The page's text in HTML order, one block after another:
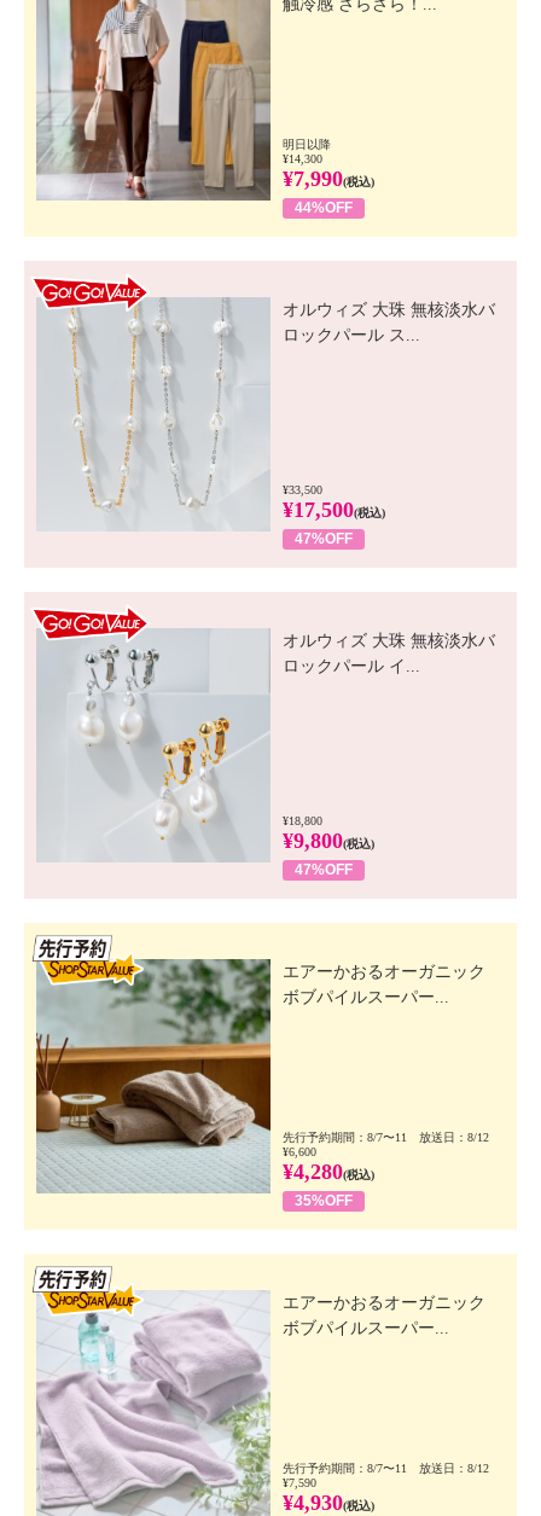
触冷感 さらさら！...
明日以降
¥14,300
¥7,990(税込)
44%OFF
オルウィズ 大珠 無核淡水バ
ロックパール ス...
¥33,500
¥17,500(税込)
47%OFF
オルウィズ 大珠 無核淡水バ
ロックパール イ...
¥18,800
¥9,800(税込)
47%OFF
エアーかおるオーガニック
ボブパイルスーパー...
先行予約期間：8/7〜11 放送日：8/12
¥6,600
¥4,280(税込)
35%OFF
エアーかおるオーガニック
ボブパイルスーパー...
先行予約期間：8/7〜11 放送日：8/12
¥7,590
¥4,930(税込)